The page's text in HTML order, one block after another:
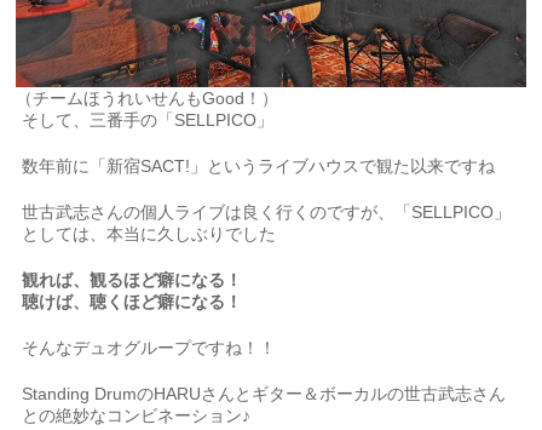
（チームほうれいせんもGood！）
そして、三番手の「SELLPICO」
数年前に「新宿SACT!」というライブハウスで観た以来ですね
世古武志さんの個人ライブは良く行くのですが、「SELLPICO」
としては、本当に久しぶりでした
観れば、観るほど癖になる！
聴けば、聴くほど癖になる！
そんなデュオグループですね！！
Standing DrumのHARUさんとギター＆ボーカルの世古武志さん
との絶妙なコンビネーション♪